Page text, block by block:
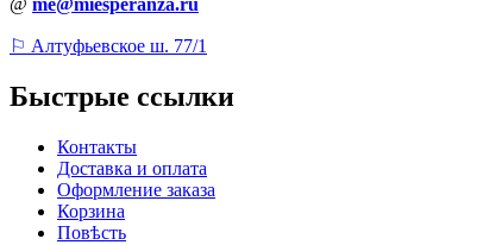
@ me@miesperanza.ru
⚐ Алтуфьевское ш. 77/1
Быстрые ссылки
Контакты
Доставка и оплата
Оформление заказа
Корзина
Повѣсть